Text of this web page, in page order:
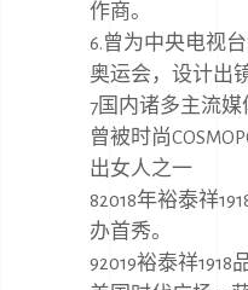
作商。
6.曾为中央电视
奥运会，设计出
7国内诸多主流媒
曾被时尚
出女人之一
82018年裕泰祥
办首秀。
92019裕泰祥